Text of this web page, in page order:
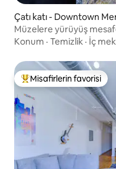
Çatı katı - Downtown
Müzelere yürüyüş
güvenli çatı katı, otoparklı
Konum · Temizlik · İç
Misafirlerin
Misafirlerin favorisi